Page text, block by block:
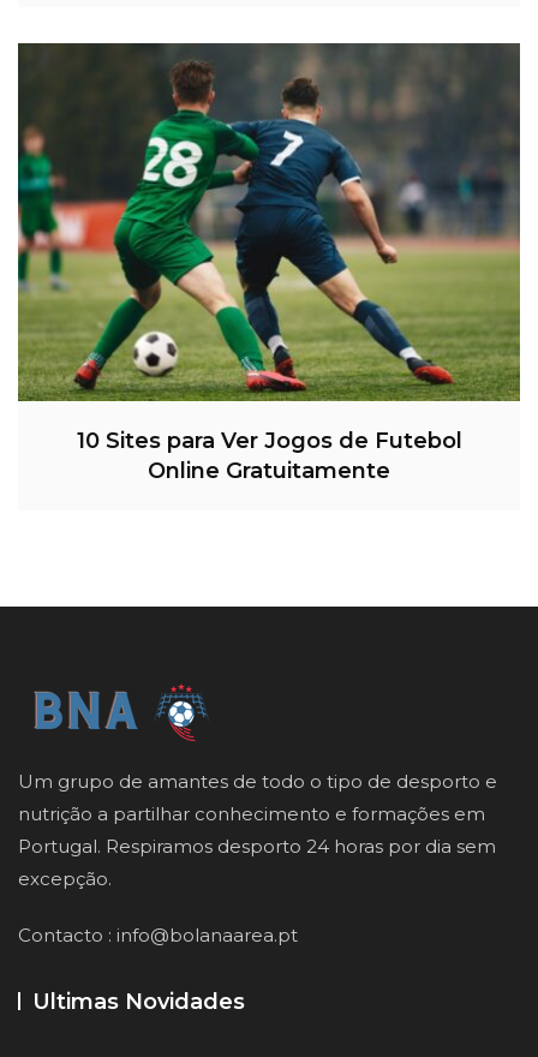
10 Sites para Ver Jogos de Futebol
Online Gratuitamente
Um grupo de amantes de todo o tipo de desporto e
nutrição a partilhar conhecimento e formações em
Portugal. Respiramos desporto 24 horas por dia sem
excepção.
Contacto : info@bolanaarea.pt
Ultimas Novidades